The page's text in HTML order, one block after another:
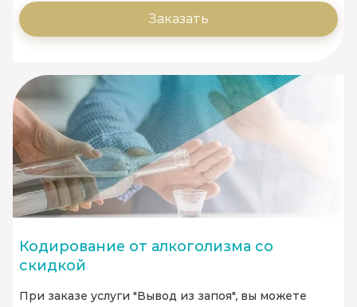
Заказать
Кодирование от алкоголизма со
скидкой
При заказе услуги "Вывод из запоя", вы можете